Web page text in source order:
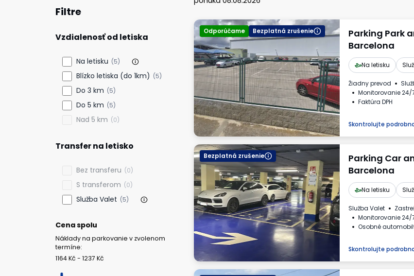
Filtre
Vzdialenosť od letiska
Na letisku (5)
Blízko letiska (do 1km) (5)
Do 3 km (5)
Do 5 km (5)
Nad 5 km (0)
Transfer na letisko
Bez transferu (0)
S transferom (0)
Služba Valet (5)
Cena spolu
Náklady na parkovanie v zvolenom
termíne:
1164 Kč - 1237 Kč
Odporúčame Bezplatná zrušenie
Parking Park
Barcelona
Na letisku
Žiadny prevod
Monitorovanie 24/
Faktúra DPH
Skontrolujte
Bezplatná zrušenie
Parking Car
Barcelona
Na letisku
Služba Valet
Monitorovanie 24/
Osobné
Skontrolujte